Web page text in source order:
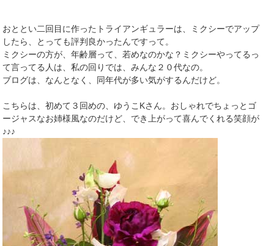
おととい二回目に作ったトライアンギュラーは、ミクシーでアップ
したら、とっても評判良かったんですって。
ミクシーの方が、年齢層って、若めなのかな？ミクシーやってるっ
て言ってる人は、私の回りでは、みんな２０代なの。
ブログは、なんとなく、同年代が多い気がするんだけど。
こちらは、初めて３回めの、ゆうこKさん。おしゃれでちょっとゴ
ージャスなお姉様風なのだけど、でき上がって喜んでくれる笑顔が
♪♪♪